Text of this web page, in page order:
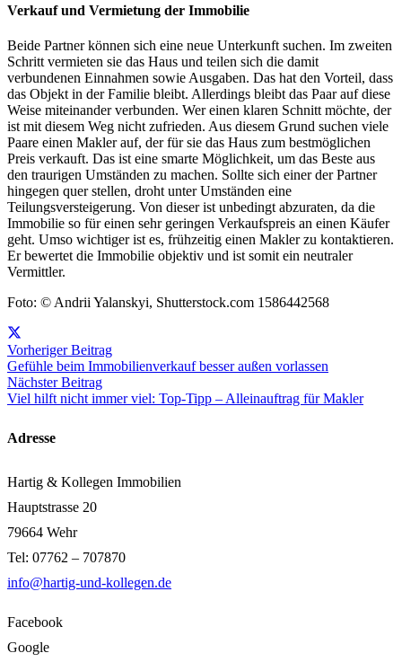
Verkauf und Vermietung der Immobilie
Beide Partner können sich eine neue Unterkunft suchen. Im zweiten
Schritt vermieten sie das Haus und teilen sich die damit
verbundenen Einnahmen sowie Ausgaben. Das hat den Vorteil, dass
das Objekt in der Familie bleibt. Allerdings bleibt das Paar auf diese
Weise miteinander verbunden. Wer einen klaren Schnitt möchte, der
ist mit diesem Weg nicht zufrieden. Aus diesem Grund suchen viele
Paare einen Makler auf, der für sie das Haus zum bestmöglichen
Preis verkauft. Das ist eine smarte Möglichkeit, um das Beste aus
den traurigen Umständen zu machen. Sollte sich einer der Partner
hingegen quer stellen, droht unter Umständen eine
Teilungsversteigerung. Von dieser ist unbedingt abzuraten, da die
Immobilie so für einen sehr geringen Verkaufspreis an einen Käufer
geht. Umso wichtiger ist es, frühzeitig einen Makler zu kontaktieren.
Er bewertet die Immobilie objektiv und ist somit ein neutraler
Vermittler.
Foto: © Andrii Yalanskyi, Shutterstock.com 1586442568
Vorheriger Beitrag
Gefühle beim Immobilienverkauf besser außen vorlassen
Nächster Beitrag
Viel hilft nicht immer viel: Top-Tipp – Alleinauftrag für Makler
Adresse
Hartig & Kollegen Immobilien
Hauptstrasse 20
79664 Wehr
Tel: 07762 – 707870
info@hartig-und-kollegen.de
Facebook
Google